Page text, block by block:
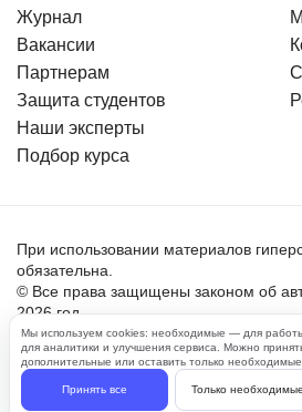
Журнал
Вакансии
Партнерам
Защита студентов
Наши эксперты
Подбор курса
При использовании материалов
обязательна.
© Все права защищены законом об
2026 год.
Пользовательское соглашение
Политика обработки персональных
Мы используем cookies: необходимые — для
для аналитики и улучшения сервиса. Можно
дополнительные или оставить только необходимые.
Принять все Только необходимые